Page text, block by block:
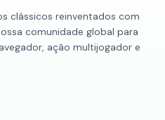
clássicos reinventados com
comunidade global para
ação multijogador e